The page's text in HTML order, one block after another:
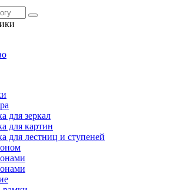
для зеркал
для картин
для лестниц и ступеней